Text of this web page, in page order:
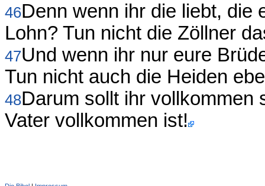
46Denn wenn ihr die liebt, die
Lohn? Tun nicht die Zöllner
47Und wenn ihr nur eure
Tun nicht auch die Heiden
48Darum sollt ihr vollkommen
Vater vollkommen ist!